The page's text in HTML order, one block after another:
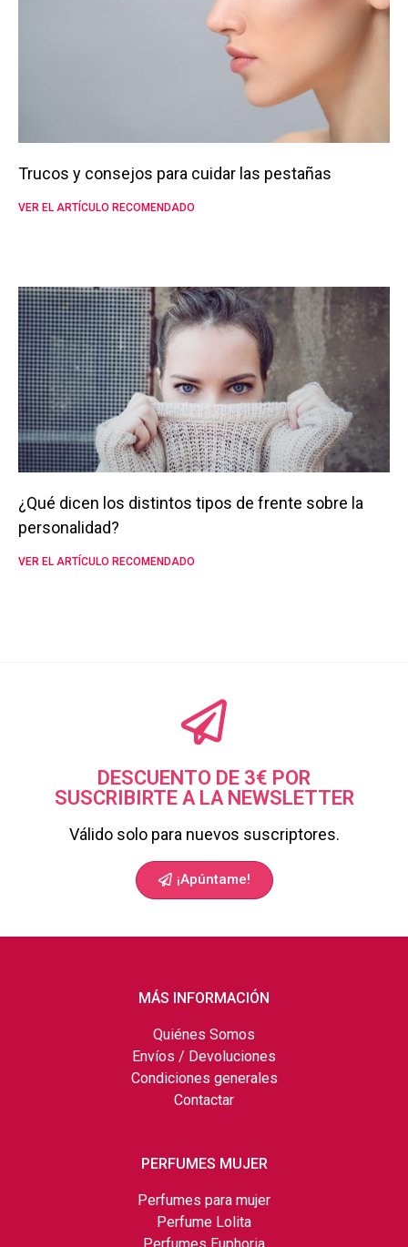
Trucos y consejos para cuidar las pestañas
VER EL ARTÍCULO RECOMENDADO
¿Qué dicen los distintos tipos de frente sobre la
personalidad?
VER EL ARTÍCULO RECOMENDADO
DESCUENTO DE 3€ POR
SUSCRIBIRTE A LA NEWSLETTER
Válido solo para nuevos suscriptores.
¡Apúntame!
MÁS INFORMACIÓN
Quiénes Somos
Envíos / Devoluciones
Condiciones generales
Contactar
PERFUMES MUJER
Perfumes para mujer
Perfume Lolita
Perfumes Euphoria